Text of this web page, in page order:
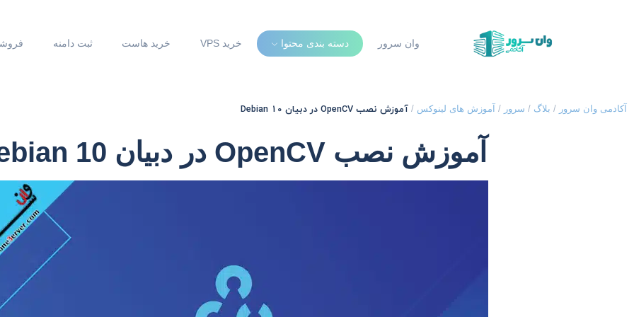
وان سرور دسته بندی محتوا خرید VPS خرید هاست ثبت دامنه
آکادمی وان سرور / بلاگ / سرور / آموزش های لینوکس / آموزش نصب OpenCV در دبیان Debian 10
آموزش نصب OpenCV در دبیان Debian 10